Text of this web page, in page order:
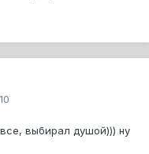
выбирал душой))) ну